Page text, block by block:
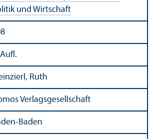
und Wirtschaft
Ruth
Verlags­gesellschaft
Baden